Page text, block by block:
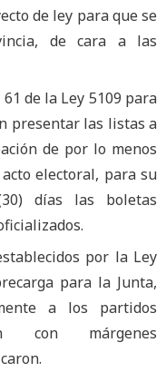
de ley para que se
de cara a las
de la Ley 5109 para
presentar las listas a
de por lo menos
electoral, para su
días las boletas
por la Ley
para la Junta,
a los partidos
con márgenes